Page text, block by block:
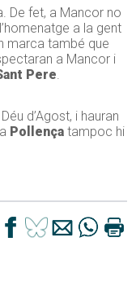
De fet, a Mancor no
a la gent
marca també que
a Mancor i
Pere.
d’Agost, i hauran
Pollença tampoc hi